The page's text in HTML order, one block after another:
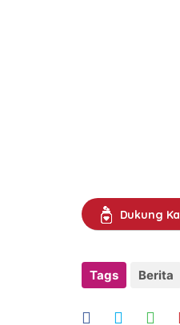
Dukung
Tags Berita